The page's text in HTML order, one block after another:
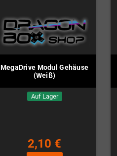
MegaDrive Modul Gehäuse
(Weiß)
Auf Lager
2,10 €